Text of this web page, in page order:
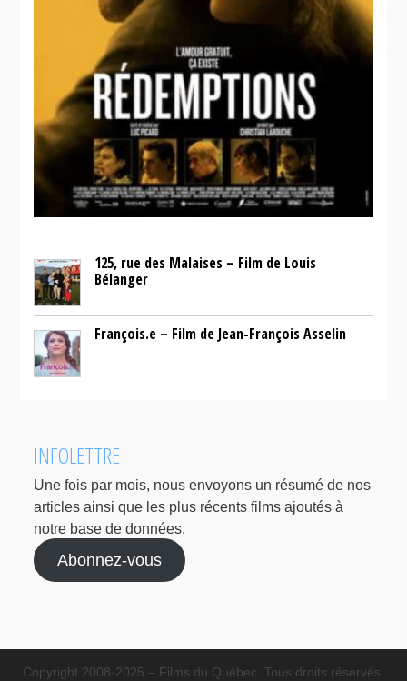
125, rue des Malaises – Film de Louis
Bélanger
François.e – Film de Jean-François Asselin
INFOLETTRE
Une fois par mois, nous envoyons un résumé de nos
articles ainsi que les plus récents films ajoutés à
notre base de données.
Abonnez-vous
Copyright 2008-2025 – Films du Québec. Tous droits réservés.